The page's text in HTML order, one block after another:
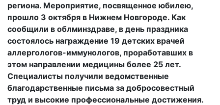
региона. Мероприятие, посвященное юбилею,
прошло 3 октября в Нижнем Новгороде. Как
сообщили в облминздраве, в день праздника
состоялось награждение 19 детских врачей
аллергологов-иммунологов, проработавших в
этом направлении медицины более 25 лет.
Специалисты получили ведомственные
благодарственные письма за добросовестный
труд и высокие профессиональные достижения.